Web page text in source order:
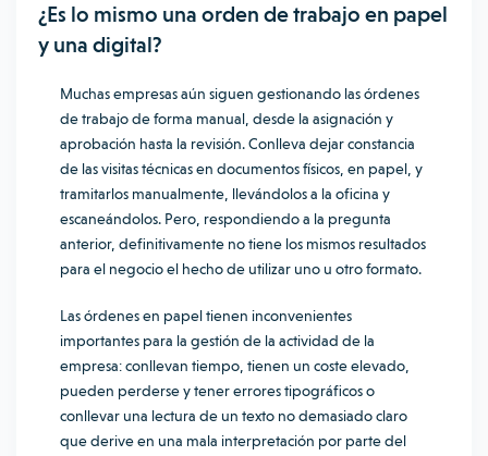
¿Es lo mismo una orden de trabajo en papel
y una digital?
Muchas empresas aún siguen gestionando las órdenes
de trabajo de forma manual, desde la asignación y
aprobación hasta la revisión. Conlleva dejar constancia
de las visitas técnicas en documentos físicos, en papel , y
tramitarlos manualmente, llevándolos a la oficina y
escaneándolos. Pero, respondiendo a la pregunta
anterior, definitivamente no tiene los mismos resultados
para el negocio el hecho de utilizar uno u otro formato.
Las órdenes en papel tienen inconvenientes
importantes para la gestión de la actividad de la
empresa: conllevan tiempo, tienen un coste elevado,
pueden perderse y tener errores tipográficos o
conllevar una lectura de un texto no demasiado claro
que derive en una mala interpretación por parte del